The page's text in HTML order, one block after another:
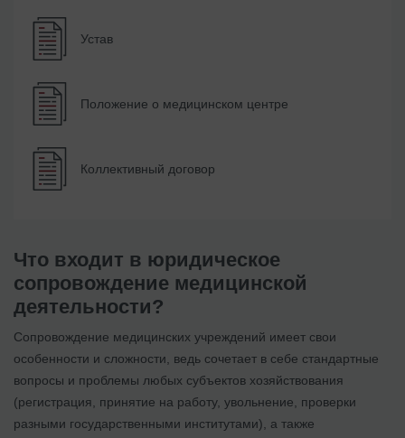
Устав
Положение о медицинском центре
Коллективный договор
Что входит в юридическое
сопровождение медицинской
деятельности?
Сопровождение медицинских учреждений имеет свои
особенности и сложности, ведь сочетает в себе стандартные
вопросы и проблемы любых субъектов хозяйствования
(регистрация, принятие на работу, увольнение, проверки
разными государственными институтами), а также